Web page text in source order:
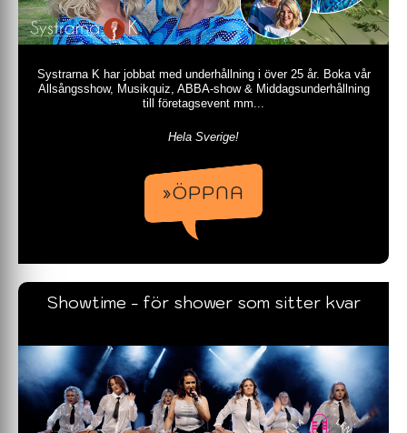
Systrarna K har jobbat med underhållning i över 25 år. Boka vår
Allsångsshow, Musikquiz, ABBA-show & Middagsunderhållning
till företagsevent mm...
Hela Sverige!
»ÖPPNA
Showtime - för shower som sitter kvar